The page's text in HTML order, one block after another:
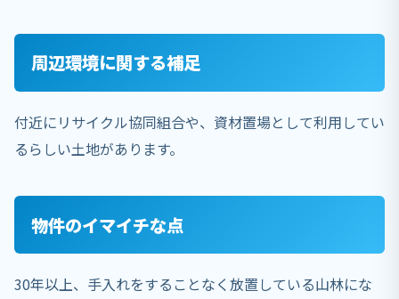
周辺環境に関する補足
付近にリサイクル協同組合や、資材置場として利用してい
るらしい土地があります。
物件のイマイチな点
30年以上、手入れをすることなく放置している山林にな